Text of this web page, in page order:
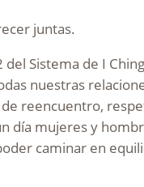
juntas.
Sistema de I
nuestras
reencuentro,
día mujeres y
caminar en